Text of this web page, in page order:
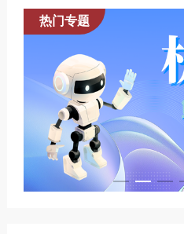
热门专题